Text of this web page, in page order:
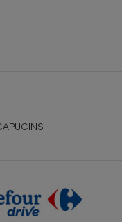
à expressos